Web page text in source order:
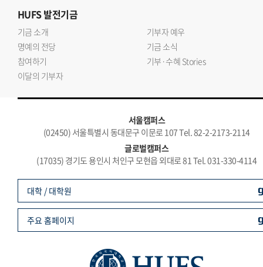
HUFS발전기금
기금 소개
기부자 예우
명예의 전당
기금 소식
참여하기
기부·수혜 Stories
이달의 기부자
서울캠퍼스
(02450) 서울특별시 동대문구 이문로 107 Tel. 82-2-2173-2114
글로벌캠퍼스
(17035) 경기도 용인시 처인구 모현읍 외대로 81 Tel. 031-330-4114
대학 / 대학원
주요 홈페이지